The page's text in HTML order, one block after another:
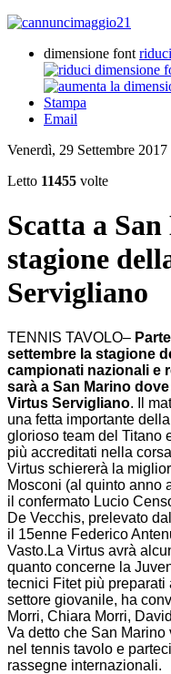
dimensione font
Stampa
Email
Venerdì, 29 Settembre
Letto 11455 volte
Scatta a
stagione
Servigliano
TENNIS TAVOLO–
settembre la stagione
campionati nazionali e
sarà a San Marino
Virtus Servigliano. Il
una fetta importante
glorioso team del Titano
più accreditati nella
Virtus schiererà la
Mosconi (al quinto anno
il confermato Lucio
De Vecchis, prelevato
il 15enne Federico
Vasto.La Virtus avrà
quanto concerne la
tecnici Fitet più
settore giovanile, ha
Morri, Chiara Morri,
Va detto che San
nel tennis tavolo e
rassegne internazionali.